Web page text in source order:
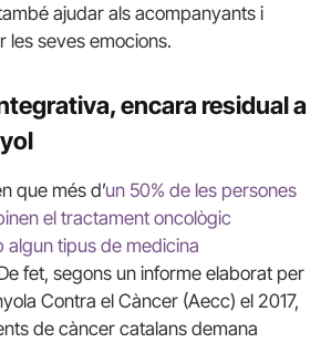
ajudar als acompanyants i
les seves emocions.
encara residual a
que més d’un 50% de les persones
el tractament oncològic
algun tipus de medicina
fet, segons un informe elaborat per
Contra el Càncer (Aecc) el 2017,
de càncer catalans demana